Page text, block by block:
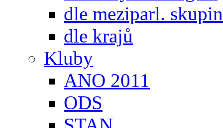
dle meziparl. skupin
dle krajů
Kluby
ANO 2011
ODS